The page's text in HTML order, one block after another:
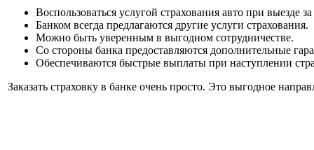
Воспользоваться услугой страхования авто при выезде
Банком всегда предлагаются другие услуги страхования.
Можно быть уверенным в выгодном сотрудничестве.
Со стороны банка предоставляются дополнительные
Обеспечиваются быстрые выплаты при наступлении
Заказать страховку в банке очень просто. Это выгодное